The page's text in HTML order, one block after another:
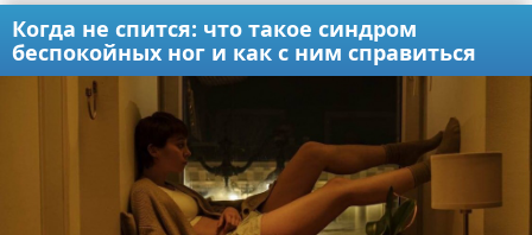
Когда не спится: что такое синдром
беспокойных ног и как с ним справиться